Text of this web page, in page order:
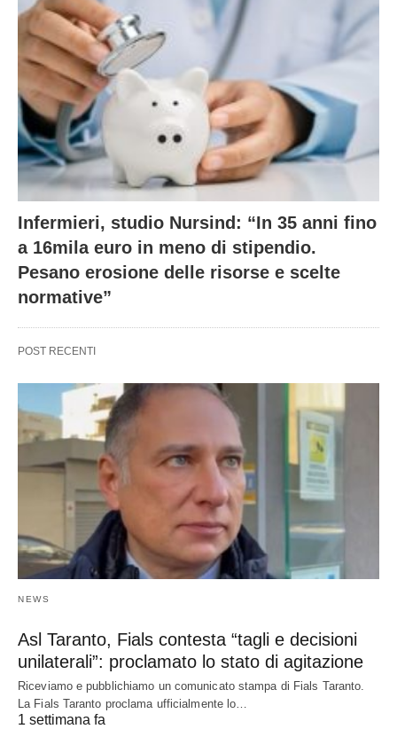
Infermieri, studio Nursind: “In 35 anni fino
a 16mila euro in meno di stipendio.
Pesano erosione delle risorse e scelte
normative”
POST RECENTI
NEWS
Asl Taranto, Fials contesta “tagli e decisioni
unilaterali”: proclamato lo stato di agitazione
Riceviamo e pubblichiamo un comunicato stampa di Fials Taranto.
La Fials Taranto proclama ufficialmente lo…
1 settimana fa